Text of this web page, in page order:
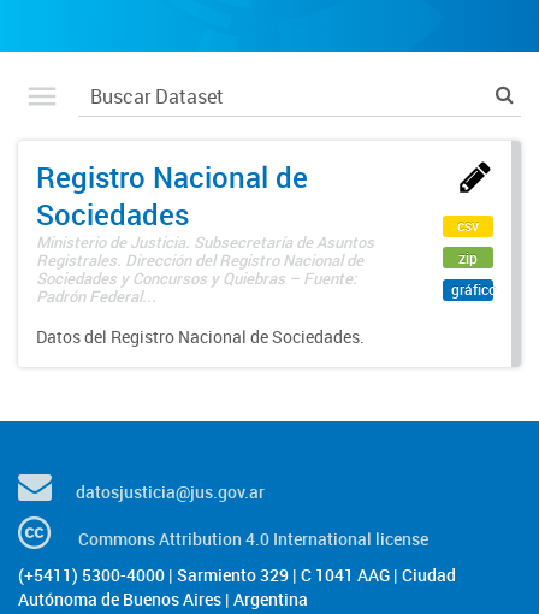
Registro Nacional de
Sociedades
Ministerio de Justicia. Subsecretaría de Asuntos
Registrales. Dirección del Registro Nacional de
Sociedades y Concursos y Quiebras – Fuente:
Padrón Federal...
Datos del Registro Nacional de Sociedades.
csv
zip
gráfico
datosjusticia@jus.gov.ar
Commons Attribution 4.0 International license
(+5411) 5300-4000 | Sarmiento 329 | C 1041 AAG | Ciudad
Autónoma de Buenos Aires | Argentina